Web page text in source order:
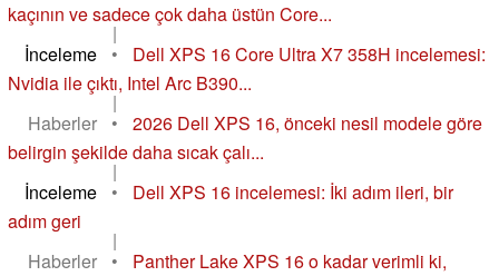
kaçının ve sadece çok daha üstün Core...
|
İnceleme
•
Dell XPS 16 Core Ultra X7 358H incelemesi:
Nvidia ile çıktı, Intel Arc B390...
|
Haberler
•
2026 Dell XPS 16, önceki nesil modele göre
belirgin şekilde daha sıcak çalı...
|
İnceleme
•
Dell XPS 16 incelemesi: İki adım ileri, bir
adım geri
|
Haberler
•
Panther Lake XPS 16 o kadar verimli ki,